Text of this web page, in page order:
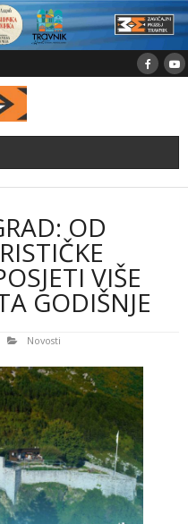
OD
VIŠE
GODIŠNJE
Novosti